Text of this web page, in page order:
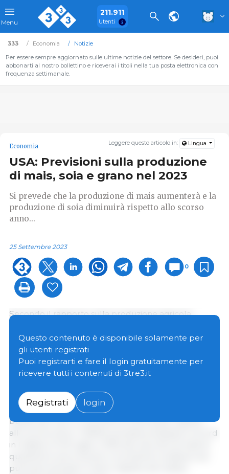
Menu
211.911
Utenti
333 Economia
Notizie
Per essere sempre aggiornato sulle ultime notizie del settore. Se desideri, puoi
abbonarti al nostro bollettino e riceverai i titoli nella tua posta elettronica con
frequenza settimanale.
Leggere questo articolo in: Lingua
Economia
USA: Previsioni sulla produzione
di mais, soia e grano nel 2023
Si prevede che la produzione di mais aumenterà e la
produzione di soia diminuirà rispetto allo scorso
anno...
25 Settembre 2023
0
Secondo il rapporto sulla produzione agricola
(NASS) dell'USDA, si prevede che la produzione di
mais aumenterà del 10% rispetto allo scorso anno,
arrivando a 15,1 miliardi di bushel. Si prevede che la
produzione di soia diminuirà del 2% , previsto a 4,21
La resa media delmais
si prevede un raccolto di 175,1
bushel per acro, in aumento di 1,8 bushel rispetto
allo scorso anno. Il NASS prevede prestazioni record
in Indiana. Al 30 luglio, il 55% del raccolto di mais di
quest'anno era in buone o eccellenti condizioni, sei
punti percentuali in meno rispetto allo stesso
Questo contenuto è disponibile solamente per
gli utenti registrati
Puoi registrarti e fare il login gratuitamente per
ricevere tutti i contenuti di 3tre3.it
Registrati login